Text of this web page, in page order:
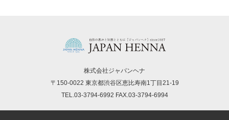
株式会社ジャパンヘナ
〒150-0022 東京都渋谷区恵比寿南1丁目21-19
TEL.03-3794-6992 FAX.03-3794-6994